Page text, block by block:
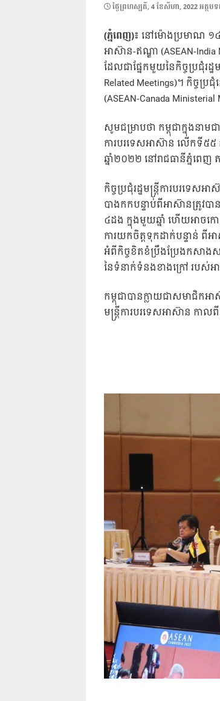
POSTED
ថ្ងៃ​ព្រហស្បតិ៍, 4 ខែ​សីហា, 2022អត្ថប
(ភ្នំពេញ)៖នៅម៉ោងប្រមាណ ១៤៖
អាស៊ាន-ឥណ្ឌា (ASEAN-
ដែលជាផ្នែកមួយនៃកិច្ចប្រជុំរដ្
Related Meetings)។ កិច្ចប្រ
(ASEAN-Canada
សូមជម្រាបថា កម្ពុជាក្នុងនាមជ
ការបរទេសអាស៊ាន លើកទី៥៥
ឆ្នាំ២០២២ នៅរាជធានីភ្នំពេ
កិច្ចប្រជុំរដ្ឋមន្ត្រីការបរទេស
បាងកកបន្ទាប់ពីអាស៊ានត្រូវប
៤ដង ក្នុងមួយឆ្នាំ ហើយអាចក
ការយកចិត្តទុកដាក់បន្ទាន់ ពីអ
អំពីកិច្ចខិតខំប្រឹងប្រែងកសាង
នៃទំនាក់ទំនងខាងក្រៅ របស់អ
កម្ពុជាបានក្លាយជាសមាជិកអា
មន្ត្រីការបរទេសអាស៊ាន កា